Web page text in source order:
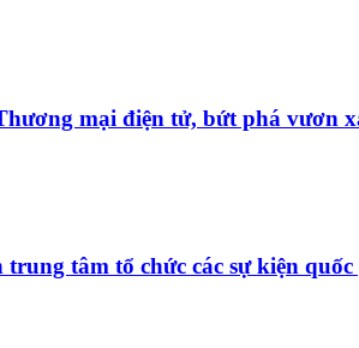
mại điện tử, bứt phá vươn
tâm tổ chức các sự kiện quốc